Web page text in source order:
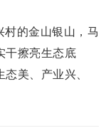
的金山银山，马
干擦亮生态底
美、产业兴、